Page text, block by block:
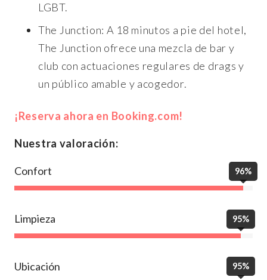
LGBT.
The Junction: A 18 minutos a pie del hotel,
The Junction ofrece una mezcla de bar y
club con actuaciones regulares de drags y
un público amable y acogedor.
¡Reserva ahora en Booking.com!
Nuestra valoración:
Confort 96%
Limpieza 95%
Ubicación 95%